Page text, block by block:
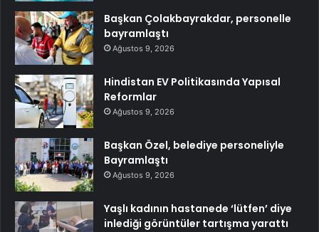
Başkan Çolakbayrakdar, personelle
bayramlaştı
Ağustos 9, 2026
Hindistan EV Politikasında Yapısal
Reformlar
Ağustos 9, 2026
Başkan Özel, belediye personeliyle
Bayramlaştı
Ağustos 9, 2026
Yaşlı kadının hastanede ‘lütfen’ diye
inlediği görüntüler tartışma yarattı